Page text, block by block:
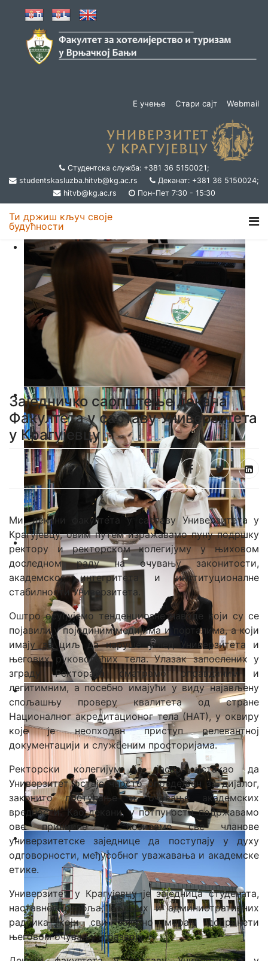
Е учење Стари сајт Webmail
Студентска служба: +381 36 5150021;
studentskasluzba.hitvb@kg.ac.rs
Деканат: +381 36 5150024;
hitvb@kg.ac.rs
Пон-Пет 7:30 - 15:30
Ти држиш кључ своје
будућности
Заједничко саопштење декана
Факултета у саставу Универзитета
у Крагујевцу
Ми, декани факултета у саставу Универзитета у
Крагујевцу, овим путем изражавамо пуну подршку
ректору и ректорском колегијуму у њиховом
доследном раду на очувању законитости,
академског интегритета и институционалне
стабилности Универзитета.
Оштро осуђујемо тенденциозне наводе који су се
појавили у појединим медијима и порталима, а који
имају за циљ да наруше углед Универзитета и
његових руководећих тела. Улазак запослених у
зграду Ректората сматрамо оправданим и
легитимним, а посебно имајући у виду најављену
спољашњу проверу квалитета од стране
Националног акредитационог тела (НАТ), у оквиру
које је неопходан приступ релевантној
документацији и службеним просторијама.
Ректорски колегијум је јасно истакао да
Универзитет остаје чврсто опредељен за дијалог,
законито поступање и очување академских
вредности. Као декани, у потпуности подржавамо
ове принципе и позивамо све чланове
универзитетске заједнице да поступају у духу
одговорности, међусобног уважавања и академске
етике.
Универзитет у Крагујевцу је заједница студената,
наставног особља, научних и административних
радника који сви заједно морају допринети
његовом очувању и развоју.